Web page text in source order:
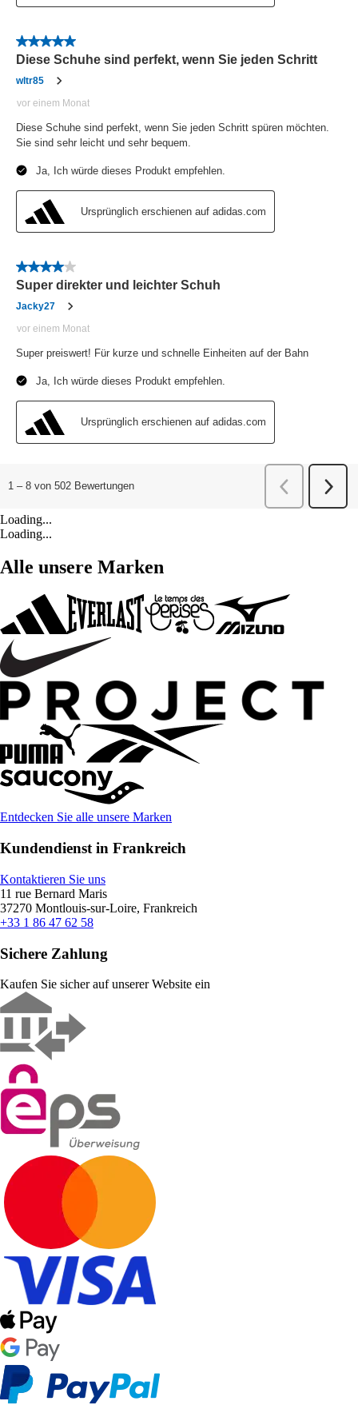
Loading...
Loading...
Alle unsere Marken
Entdecken Sie alle unsere Marken
Kundendienst in Frankreich
Kontaktieren Sie uns
11 rue Bernard Maris
37270 Montlouis-sur-Loire, Frankreich
+33 1 86 47 62 58
Sichere Zahlung
Kaufen Sie sicher auf unserer Website ein